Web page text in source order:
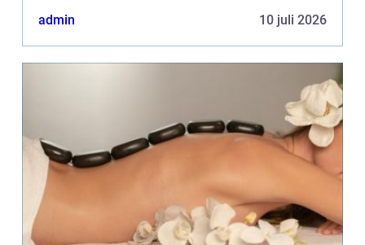
admin 10 juli 2026